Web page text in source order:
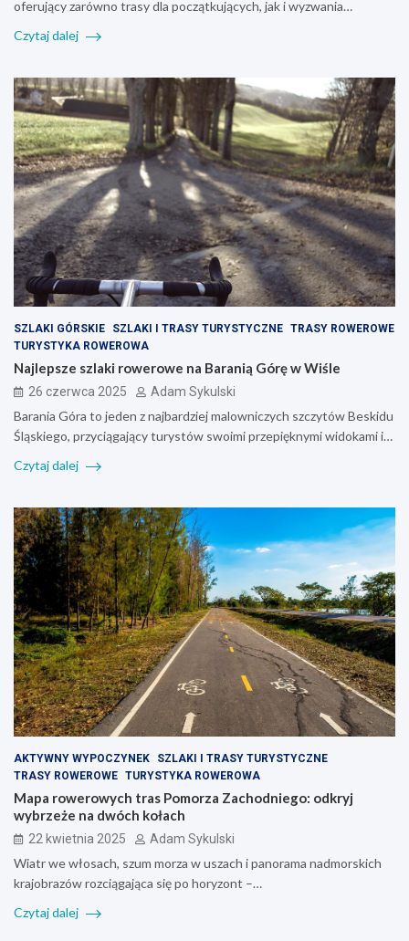
oferujący zarówno trasy dla początkujących, jak i wyzwania…
Czytaj dalej
SZLAKI GÓRSKIE SZLAKI I TRASY TURYSTYCZNE TRASY ROWEROWE
TURYSTYKA ROWEROWA
Najlepsze szlaki rowerowe na Baranią Górę w Wiśle
26 czerwca 2025 Adam Sykulski
Barania Góra to jeden z najbardziej malowniczych szczytów Beskidu
Śląskiego, przyciągający turystów swoimi przepięknymi widokami i…
Czytaj dalej
AKTYWNY WYPOCZYNEK
SZLAKI I TRASY TURYSTYCZNE
TRASY ROWEROWE TURYSTYKA ROWEROWA
Mapa rowerowych tras Pomorza Zachodniego: odkryj
wybrzeże na dwóch kołach
22 kwietnia 2025 Adam Sykulski
Wiatr we włosach, szum morza w uszach i panorama nadmorskich
krajobrazów rozciągająca się po horyzont –…
Czytaj dalej